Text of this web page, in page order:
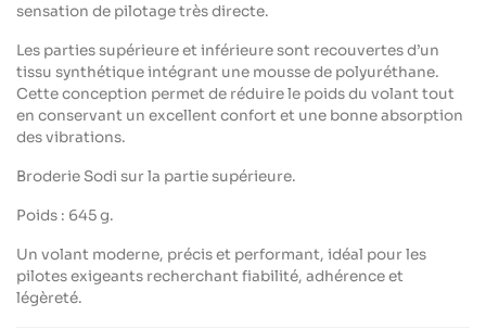
sensation de pilotage très directe.
Les parties supérieure et inférieure sont recouvertes d’un
tissu synthétique intégrant une mousse de polyuréthane.
Cette conception permet de réduire le poids du volant tout
en conservant un excellent confort et une bonne absorption
des vibrations.
Broderie Sodi sur la partie supérieure.
Poids : 645 g.
Un volant moderne, précis et performant, idéal pour les
pilotes exigeants recherchant fiabilité, adhérence et
légèreté.